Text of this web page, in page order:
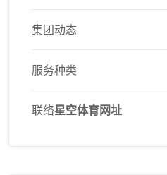
集团动态
服务种类
联络星空体育网址